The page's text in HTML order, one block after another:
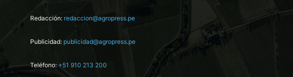
Redacción: redaccion@agropress.pe
Publicidad: publicidad@agropress.pe
Teléfono: +51 910 213 200